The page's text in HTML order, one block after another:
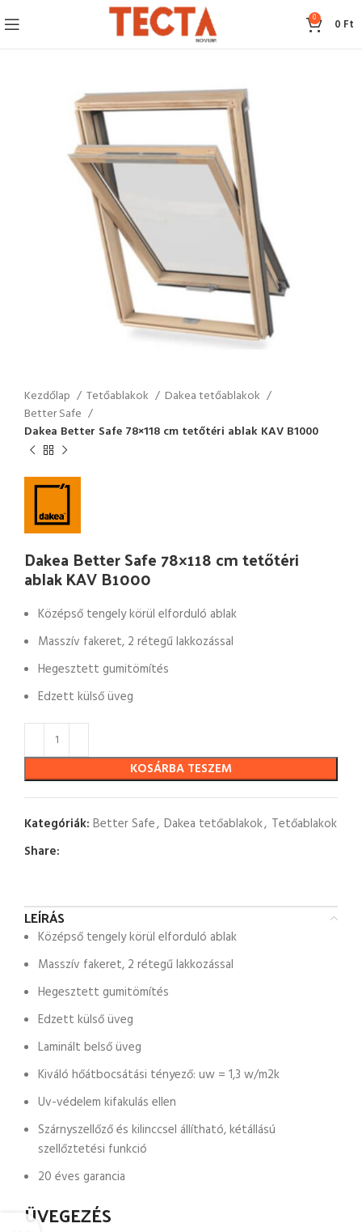
0 0 Ft
Kezdőlap Tetőablakok
Dakea tetőablakok
Better Safe
Dakea Better Safe 78×118 cm tetőtéri ablak KAV B1000
Dakea Better Safe 78×118 cm tetőtéri
ablak KAV B1000
Középső tengely körül elforduló ablak
Masszív fakeret, 2 rétegű lakkozással
Hegesztett gumitömítés
Edzett külső üveg
KOSÁRBA TESZEM
Kategóriák: Better Safe, Dakea tetőablakok, Tetőablakok
Share:
LEÍRÁS
Középső tengely körül elforduló ablak
Masszív fakeret, 2 rétegű lakkozással
Hegesztett gumitömítés
Edzett külső üveg
Laminált belső üveg
Kiváló hőátbocsátási tényező: uw = 1,3 w/m2k
Uv-védelem kifakulás ellen
Szárnyszellőző és kilinccsel állítható, kétállású
szellőztetési funkció
20 éves garancia
ÜVEGEZÉS